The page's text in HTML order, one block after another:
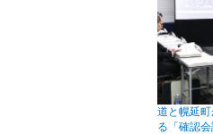
道と幌延
る「確認会